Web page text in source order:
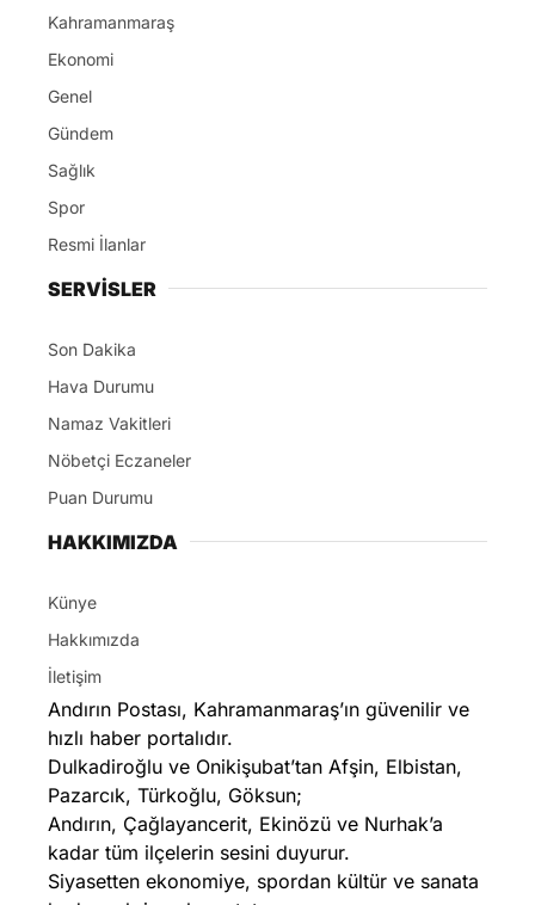
Kahramanmaraş
Ekonomi
Genel
Gündem
Sağlık
Spor
Resmi İlanlar
SERVİSLER
Son Dakika
Hava Durumu
Namaz Vakitleri
Nöbetçi Eczaneler
Puan Durumu
HAKKIMIZDA
Künye
Hakkımızda
İletişim
Andırın Postası, Kahramanmaraş’ın güvenilir ve
hızlı haber portalıdır.
Dulkadiroğlu ve Onikişubat’tan Afşin, Elbistan,
Pazarcık, Türkoğlu, Göksun;
Andırın, Çağlayancerit, Ekinözü ve Nurhak’a
kadar tüm ilçelerin sesini duyurur.
Siyasetten ekonomiye, spordan kültür ve sanata